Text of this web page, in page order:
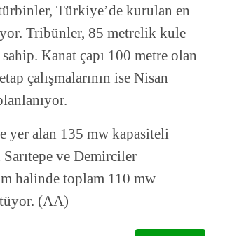
Türkiye’de kurulan en
Tribünler, 85 metrelik kule
Kanat çapı 100 metre olan
çalışmalarının ise Nisan
yer alan 135 mw kapasiteli
ve Demirciler
halinde toplam 110 mw
(AA)